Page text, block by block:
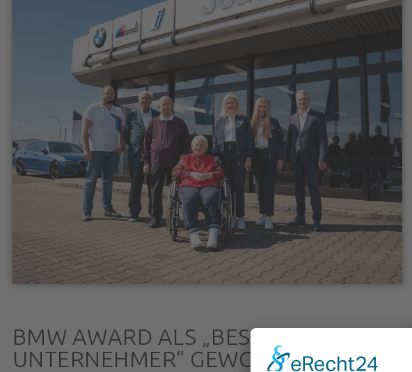
BMW AWARD ALS „BESTER
UNTERNEHMER“ GEWONNEN